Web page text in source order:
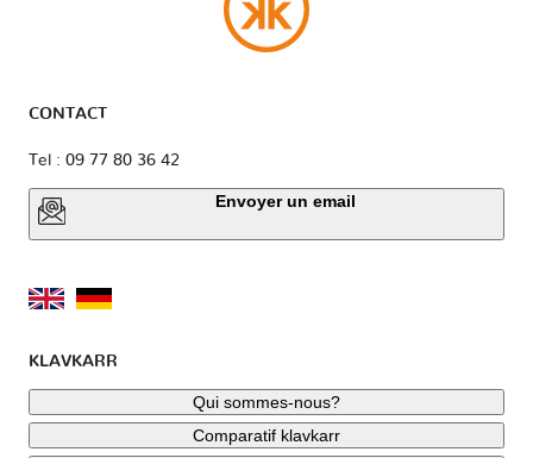
CONTACT
Tel : 09 77 80 36 42
Envoyer un email
KLAVKARR
Qui sommes-nous?
Comparatif klavkarr